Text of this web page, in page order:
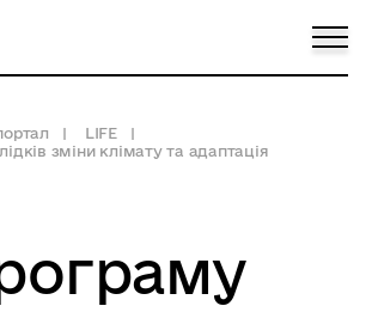
LIFE
зміни клімату та адаптація